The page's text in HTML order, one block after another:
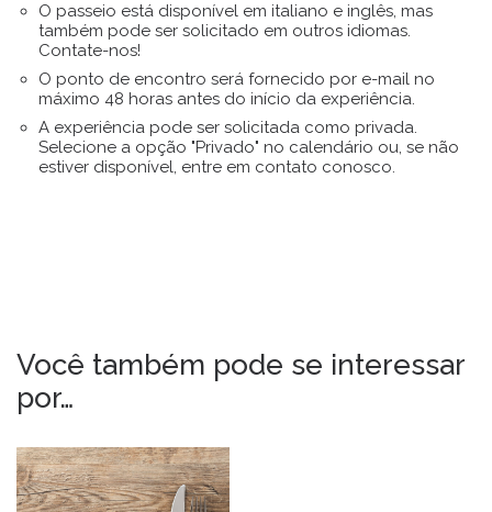
O passeio está disponível em italiano e inglês, mas
também pode ser solicitado em outros idiomas.
Contate-nos!
O ponto de encontro será fornecido por e-mail no
máximo 48 horas antes do início da experiência.
A experiência pode ser solicitada como privada.
Selecione a opção "Privado" no calendário ou, se não
estiver disponível, entre em contato conosco.
Você também pode se interessar
por…